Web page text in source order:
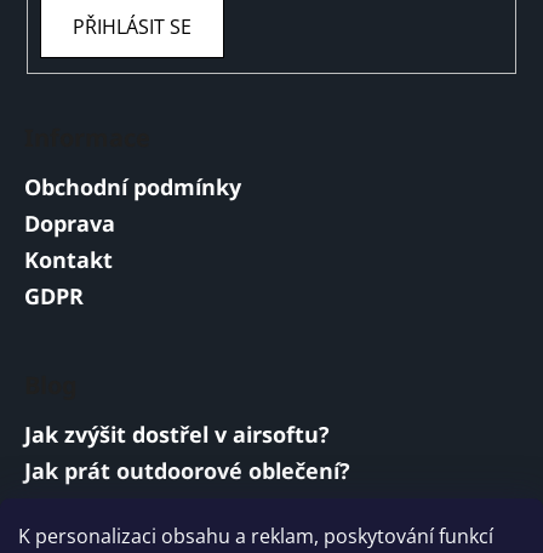
K personalizaci obsahu a reklam, poskytování funkcí
PŘIHLÁSIT SE
Obchodní podmínky
Doprava
Kontakt
GDPR
Jak zvýšit dostřel v airsoftu?
Jak prát outdoorové oblečení?
Vojenská a armádní sluchátka: co musí